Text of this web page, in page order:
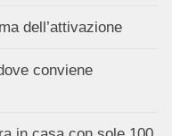
dell’attivazione
conviene